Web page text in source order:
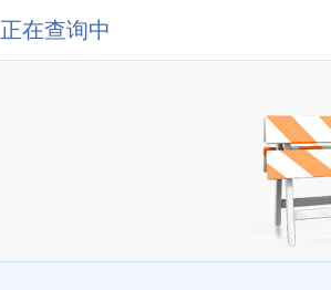
正在查询中